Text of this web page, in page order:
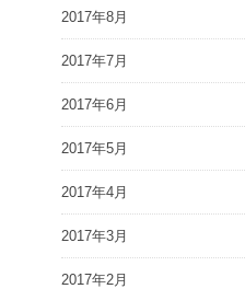
2017年8月
2017年7月
2017年6月
2017年5月
2017年4月
2017年3月
2017年2月